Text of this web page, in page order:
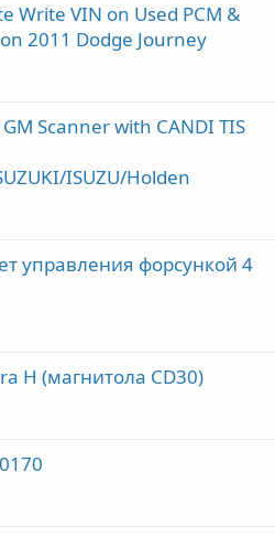
Write VIN on Used PCM &
2011 Dodge Journey
Scanner with CANDI TIS
ISUZU/Holden
управления форсункой 4
H (магнитола CD30)